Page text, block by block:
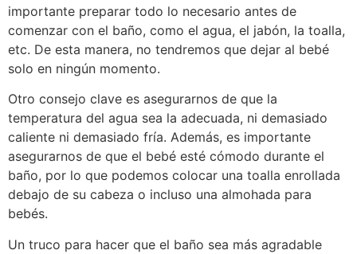
importante preparar todo lo necesario antes de
comenzar con el baño, como el agua, el jabón, la toalla,
etc. De esta manera, no tendremos que dejar al bebé
solo en ningún momento.
Otro consejo clave es asegurarnos de que la
temperatura del agua sea la adecuada, ni demasiado
caliente ni demasiado fría. Además, es importante
asegurarnos de que el bebé esté cómodo durante el
baño, por lo que podemos colocar una toalla enrollada
debajo de su cabeza o incluso una almohada para
bebés.
Un truco para hacer que el baño sea más agradable